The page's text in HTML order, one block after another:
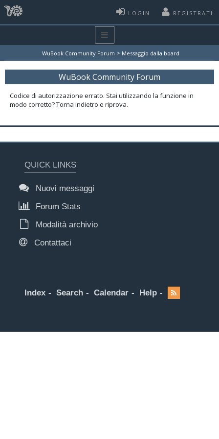
LOGIN REGISTRATI
WuBook Community Forum > Messaggio dalla board
WuBook Community Forum
Codice di autorizzazione errato. Stai utilizzando la funzione in
modo corretto? Torna indietro e riprova.
QUICK LINKS
Nuovi messaggi
Forum Stats
Modalità archivio
Contattaci
Index Search Calendar Help